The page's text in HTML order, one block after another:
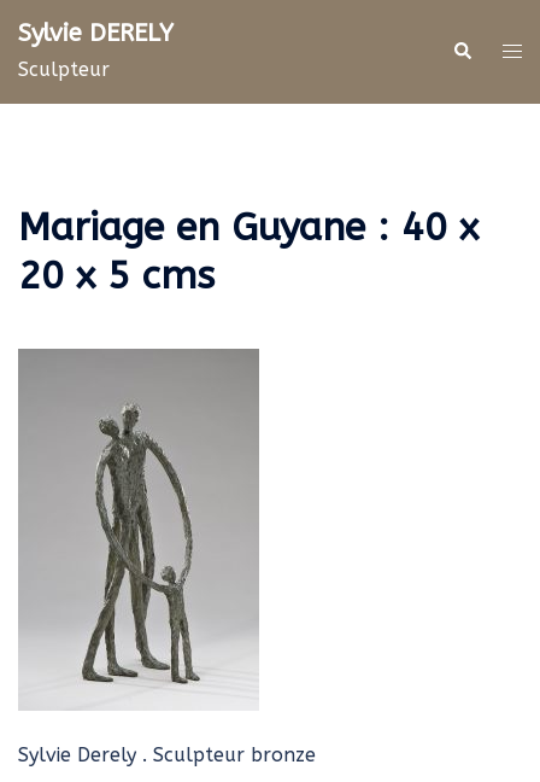
au
contenu
Sylvie DERELY
Sculpteur
Rechercher
Mariage en Guyane : 40 x
20 x 5 cms
Sylvie Derely . Sculpteur bronze